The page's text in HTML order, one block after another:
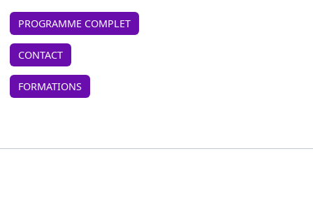
PROGRAMME COMPLET
CONTACT
FORMATIONS